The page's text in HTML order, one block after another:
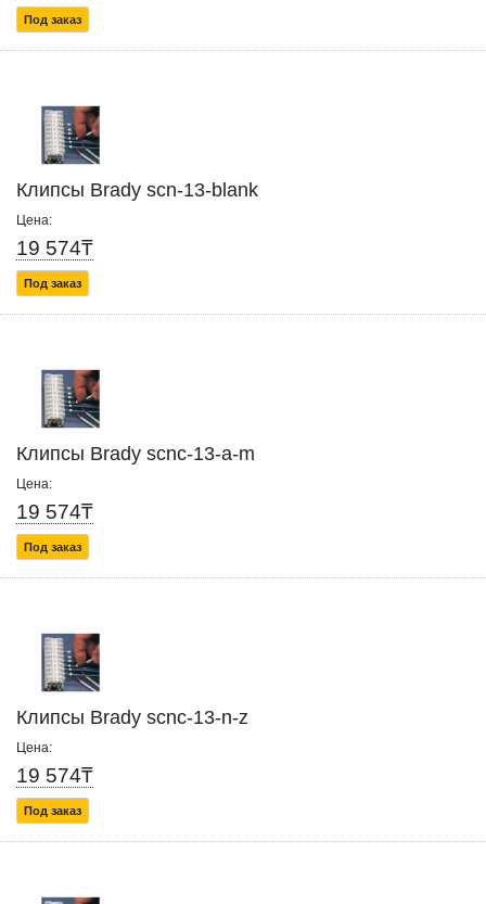
Под заказ
Клипсы Brady scn-13-blank
Цена:
19 574₸
Под заказ
Клипсы Brady scnc-13-a-m
Цена:
19 574₸
Под заказ
Клипсы Brady scnc-13-n-z
Цена:
19 574₸
Под заказ